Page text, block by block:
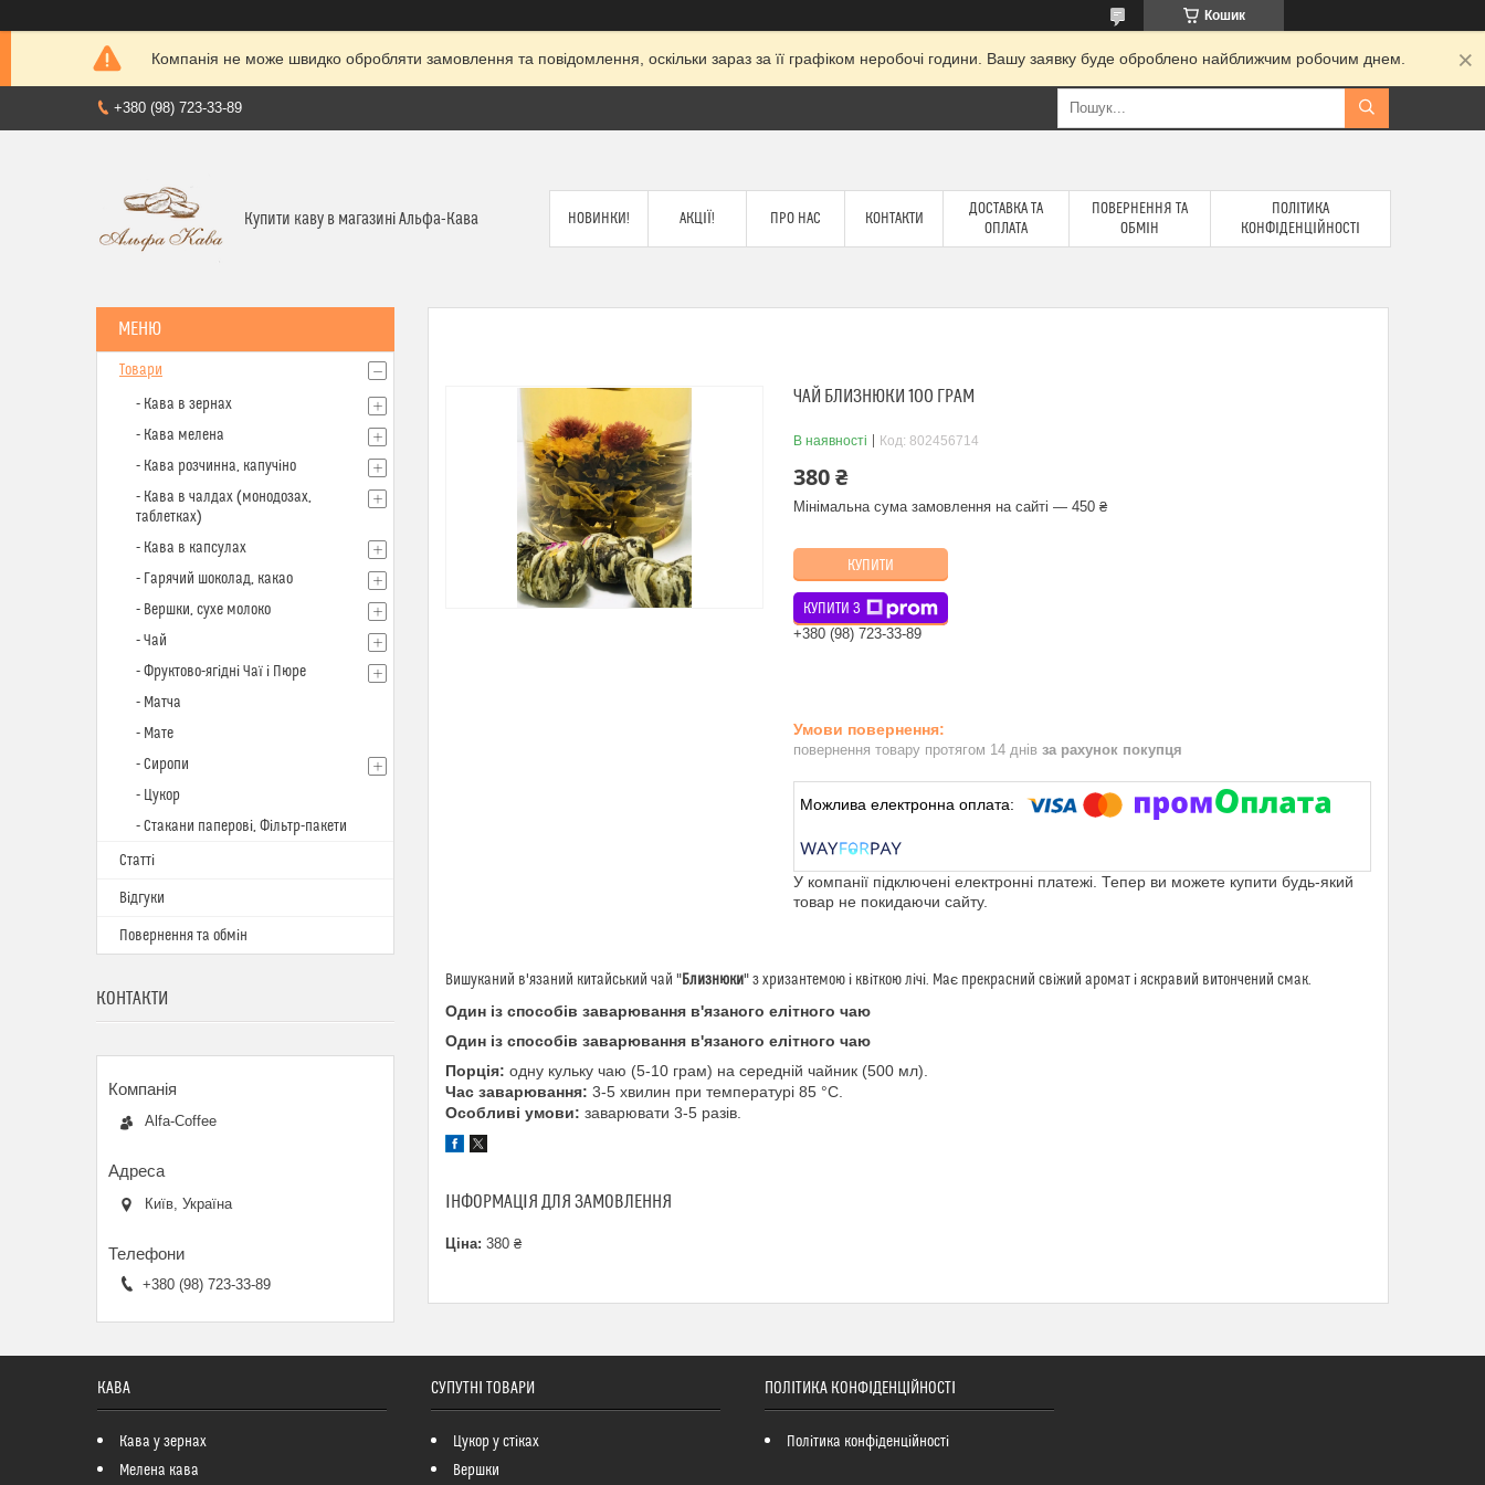
Кошик
Компанія не може швидко обробляти замовлення та повідомлення, оскільки зараз за її графіком неробочі години. Вашу заявку буде оброблено найближчим робочим днем.
+380 (98) 723-33-89
Купити каву в магазині Альфа-Кава НОВИНКИ! АКЦІЇ! ПРО НАС КОНТАКТИ
ДОСТАВКА ТА
ОПЛАТА
ПОВЕРНЕННЯ ТА
ОБМІН
ПОЛІТИКА
КОНФІДЕНЦІЙНОСТІ
ЧАЙ БЛИЗНЮКИ 100 ГРАМ
В наявності Код: 802456714
380 ₴
Мінімальна сума замовлення на сайті — 450 ₴
КУПИТИ
КУПИТИ З
+380 (98) 723-33-89
повернення товару протягом 14 днів за рахунок покупця
У компанії підключені електронні платежі. Тепер ви можете купити будь-який
товар не покидаючи сайту.
Вишуканий в'язаний китайський чай "Близнюки" з хризантемою і квіткою лічі. Має прекрасний свіжий аромат і яскравий витончений смак.
Один із способів заварювання в'язаного елітного чаю
Один із способів заварювання в'язаного елітного чаю
Порція: одну кульку чаю (5-10 грам) на середній чайник (500 мл).
Час заварювання: 3-5 хвилин при температурі 85 °C.
Особливі умови: заварювати 3-5 разів.
ІНФОРМАЦІЯ ДЛЯ ЗАМОВЛЕННЯ
Ціна: 380 ₴
Товари
- Кава в зернах
- Кава мелена
- Кава розчинна, капучіно
- Кава в чалдах (монодозах,
таблетках)
- Кава в капсулах
- Гарячий шоколад, какао
- Вершки, сухе молоко
- Чай
- Фруктово-ягідні Чаї і Пюре
- Матча
- Мате
- Сиропи
- Цукор
- Стакани паперові, Фільтр-пакети
Статті
Відгуки
Повернення та обмін
КОНТАКТИ
Alfa-Coffee
Київ, Україна
+380 (98) 723-33-89
КАВА
Кава у зернах
Мелена кава
СУПУТНІ ТОВАРИ
Цукор у стіках
Вершки
ПОЛІТИКА КОНФІДЕНЦІЙНОСТІ
Політика конфіденційності